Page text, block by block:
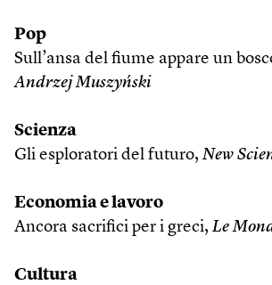
Pop
Sull’ansa del fiume appare un
Andrzej Muszyński
Scienza
Gli esploratori del futuro, New
Economia e lavoro
Ancora sacrifici per i greci, Le
Cultura